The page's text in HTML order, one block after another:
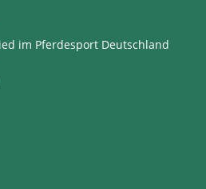
im Pferdesport Deutschland